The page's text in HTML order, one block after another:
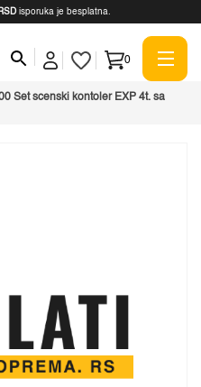
isporuka je besplatna.
0
Set scenski kontoler EXP 4t. sa